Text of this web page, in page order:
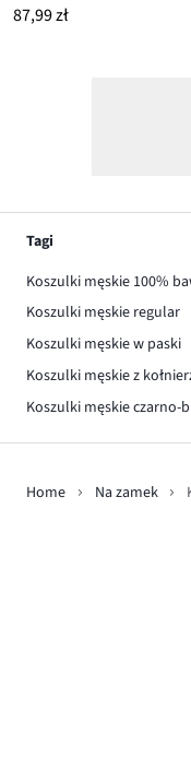
87,99 zł
Tagi
Koszulki męskie 100%
Koszulki męskie regular
Koszulki męskie w paski
Koszulki męskie z
Koszulki męskie czarno-
Home Na zamek